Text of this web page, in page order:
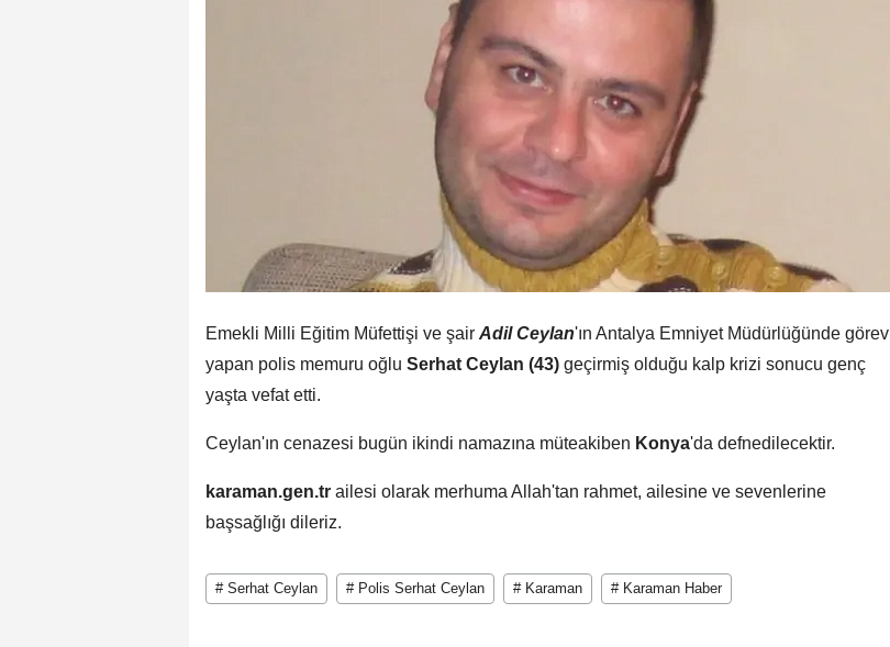
Emekli Milli Eğitim Müfettişi ve şair Adil Ceylan'ın Antalya Emniyet Müdürlüğünde görev
yapan polis memuru oğlu Serhat Ceylan (43) geçirmiş olduğu kalp krizi sonucu genç
yaşta vefat etti.
Ceylan'ın cenazesi bugün ikindi namazına müteakiben Konya'da defnedilecektir.
karaman.gen.tr ailesi olarak merhuma Allah'tan rahmet, ailesine ve sevenlerine
başsağlığı dileriz.
# Serhat Ceylan # Polis Serhat Ceylan # Karaman # Karaman Haber